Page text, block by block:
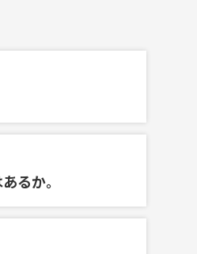
るか。